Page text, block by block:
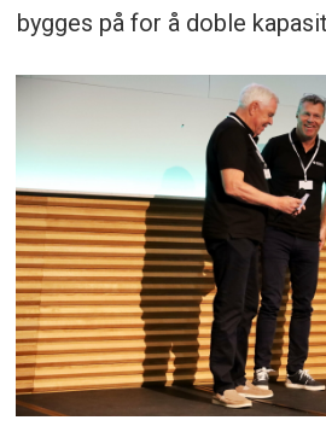
bygges på for å doble